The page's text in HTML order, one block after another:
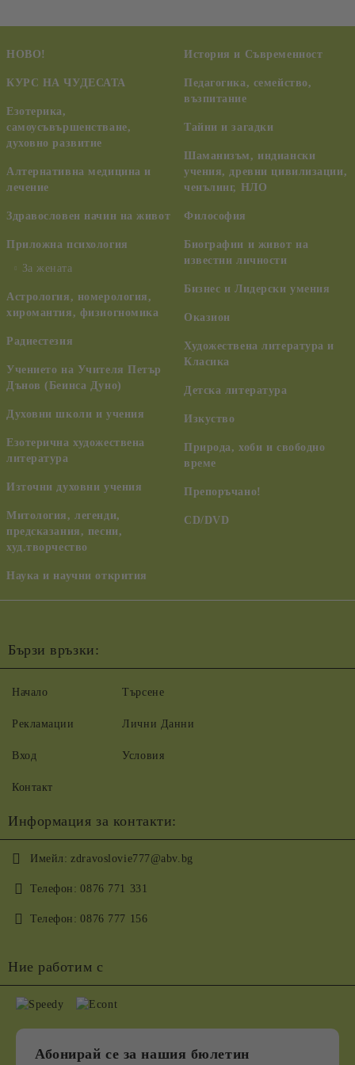
НОВО!
КУРС НА ЧУДЕСАТА
Езотерика,
самоусъвършенстване,
духовно развитие
Алтернативна медицина и
лечение
Здравословен начин на живот
Приложна психология
За жената
Астрология, номерология,
хиромантия, физиогномика
Радиестезия
Учението на Учителя Петър
Дънов (Беинса Дуно)
Духовни школи и учения
Езотерична художествена
литература
Източни духовни учения
Митология, легенди,
предсказания, песни,
худ.творчество
Наука и научни открития
История и Съвременност
Педагогика, семейство,
възпитание
Тайни и загадки
Шаманизъм, индиански
учения, древни цивилизации,
ченълинг, НЛО
Философия
Биографии и живот на
известни личности
Бизнес и Лидерски умения
Оказион
Художествена литература и
Класика
Детска литература
Изкуство
Природа, хоби и свободно
време
Препоръчано!
CD/DVD
Бързи връзки:
Начало
Рекламации
Вход
Контакт
Търсене
Лични Данни
Условия
Информация за контакти:
Имейл: zdravoslovie777@abv.bg
Телефон: 0876 771 331
Телефон: 0876 777 156
Ние работим с
Абонирай се за нашия бюлетин